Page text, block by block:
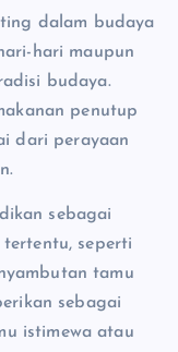
dalam budaya
hari maupun
budaya.
penutup
dari perayaan
sebagai
seperti
tamu
sebagai
istimewa atau